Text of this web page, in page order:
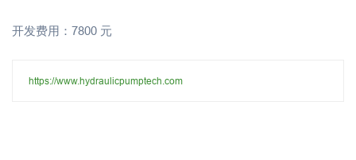
开发费用：7800 元
https://www.hydraulicpumptech.com